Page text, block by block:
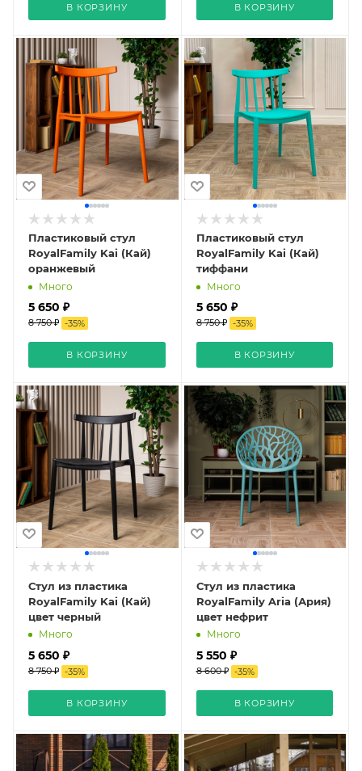
В КОРЗИНУ В КОРЗИНУ
Пластиковый стул
RoyalFamily Kai (Кай)
оранжевый
Много
5 650 ₽
8 750 ₽ -35%
В КОРЗИНУ
Пластиковый стул
RoyalFamily Kai (Кай)
тиффани
Много
5 650 ₽
8 750 ₽ -35%
В КОРЗИНУ
Стул из пластика
RoyalFamily Kai (Кай)
цвет черный
Много
5 650 ₽
8 750 ₽ -35%
В КОРЗИНУ
Стул из пластика
RoyalFamily Aria (Ария)
цвет нефрит
Много
5 550 ₽
8 600 ₽ -35%
В КОРЗИНУ